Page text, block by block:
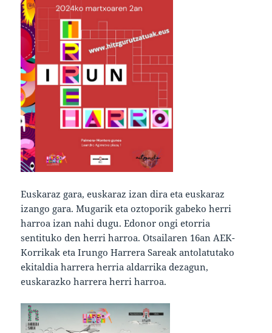
Euskaraz gara, euskaraz izan dira eta euskaraz
izango gara. Mugarik eta oztoporik gabeko herri
harroa izan nahi dugu. Edonor ongi etorria
sentituko den herri harroa. Otsailaren 16an AEK-
Korrikak eta Irungo Harrera Sareak antolatutako
ekitaldia harrera herria aldarrika dezagun,
euskarazko harrera herri harroa.